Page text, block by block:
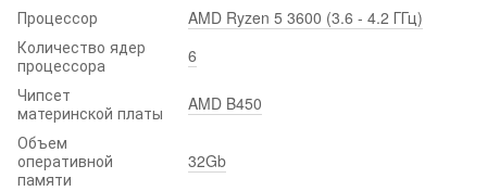
Процессор
AMD Ryzen 5 3600 (3.6 - 4.2 ГГц)
Количество ядер
процессора
6
Чипсет
материнской платы
AMD B450
Объем
оперативной
памяти
32Gb